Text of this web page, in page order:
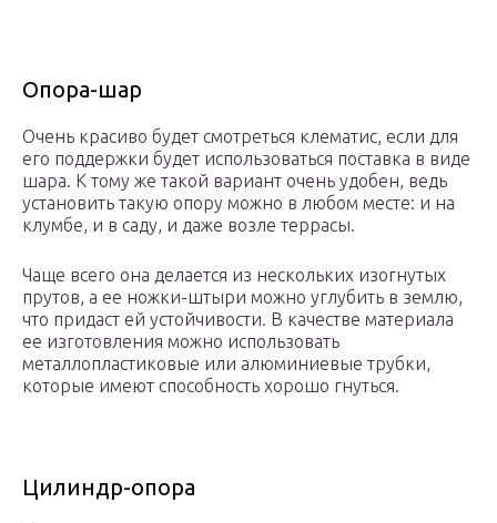
Опора-шар
Очень красиво будет смотреться клематис, если для
его поддержки будет использоваться поставка в виде
шара. К тому же такой вариант очень удобен, ведь
установить такую опору можно в любом месте: и на
клумбе, и в саду, и даже возле террасы.
Чаще всего она делается из нескольких изогнутых
прутов, а ее ножки-штыри можно углубить в землю,
что придаст ей устойчивости. В качестве материала
ее изготовления можно использовать
металлопластиковые или алюминиевые трубки,
которые имеют способность хорошо гнуться.
Цилиндр-опора